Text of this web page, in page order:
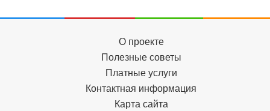
О проекте
Полезные советы
Платные услуги
Контактная информация
Карта сайта